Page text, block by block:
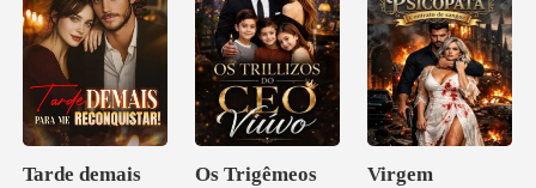
Tarde demais
Os Trigêmeos
Virgem